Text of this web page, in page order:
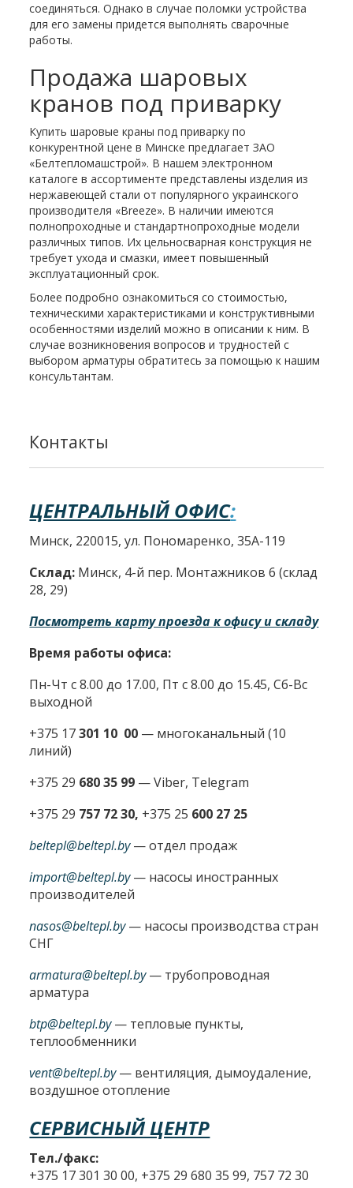
соединяться. Однако в случае поломки устройства
для его замены придется выполнять сварочные
работы.
Продажа шаровых
кранов под приварку
Купить шаровые краны под приварку по
конкурентной цене в Минске предлагает ЗАО
«Белтепломашстрой». В нашем электронном
каталоге в ассортименте представлены изделия из
нержавеющей стали от популярного украинского
производителя «Breeze». В наличии имеются
полнопроходные и стандартнопроходные модели
различных типов. Их цельносварная конструкция не
требует ухода и смазки, имеет повышенный
эксплуатационный срок.
Более подробно ознакомиться со стоимостью,
техническими характеристиками и конструктивными
особенностями изделий можно в описании к ним. В
случае возникновения вопросов и трудностей с
выбором арматуры обратитесь за помощью к нашим
консультантам.
Контакты
ЦЕНТРАЛЬНЫЙ ОФИС:
Минск, 220015, ул. Пономаренко, 35А-119
Склад: Минск, 4-й пер. Монтажников 6 (склад
28, 29)
Посмотреть карту проезда к офису и складу
Время работы офиса:
Пн-Чт с 8.00 до 17.00, Пт с 8.00 до 15.45, Сб-Вс
выходной
+375 17301 10 00 — многоканальный (10
линий)
+375 29 680 35 99 — Viber, Telegram
+375 29 757 72 30, +375 25 600 27 25
beltepl@beltepl.by— отдел продаж
import@beltepl.by— насосы иностранных
производителей
nasos@beltepl.by— насосы производства стран
СНГ
armatura@beltepl.by— трубопроводная
арматура
btp@beltepl.by— тепловые пункты,
теплообменники
vent@beltepl.by— вентиляция, дымоудаление,
воздушное отопление
СЕРВИСНЫЙ ЦЕНТР
Тел./факс:
+375 17 301 30 00, +375 29 680 35 99, 757 72 30